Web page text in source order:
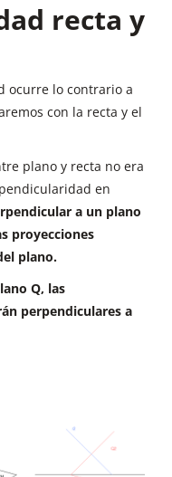
recta y
ocurre lo contrario a
con la recta y el
plano y recta no era
en
a un plano
proyecciones
plano.
Q, las
perpendiculares a